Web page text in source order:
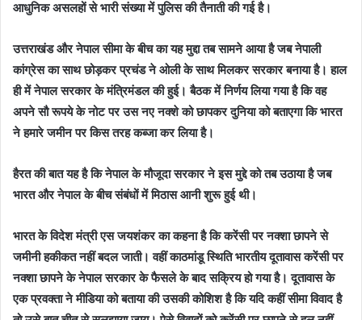
आधुनिक असलहों से भारी संख्या में पुलिस की तैनाती की गई है।
उत्तराखंड और नेपाल सीमा के बीच का यह मुद्दा तब सामने आया है जब नेपाली
कांग्रेस का साथ छोड़कर प्रचंड ने ओली के साथ मिलकर सरकार बनाया है। हाल
ही में नेपाल सरकार के मंत्रिमंडल की हुई। बैठक में निर्णय लिया गया है कि वह
अपने सौ रूपये के नोट पर उस नए नक्शे को छापकर दुनिया को बताएगा कि भारत
ने हमारे जमीन पर किस तरह कब्जा कर लिया है।
हैरत की बात यह है कि नेपाल के मौजूदा सरकार ने इस मुद्दे को तब उठाया है जब
भारत और नेपाल के बीच संबंधों में मिठास आनी शुरू हुई थी।
भारत के विदेश मंत्री एस जयशंकर का कहना है कि करेंसी पर नक्शा छापने से
जमीनी हकीकत नहीं बदल जाती। वहीं काठमांडू स्थिति भारतीय दूतावास करेंसी पर
नक्शा छापने के नेपाल सरकार के फैसले के बाद सक्रिय हो गया है। दूतावास के
एक प्रवक्ता ने मीडिया को बताया की उसकी कोशिश है कि यदि कहीं सीमा विवाद है